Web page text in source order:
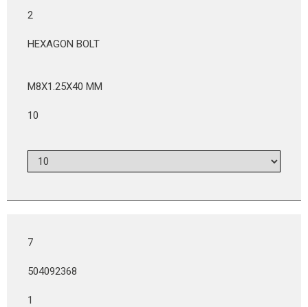
2
HEXAGON BOLT
M8X1.25X40 MM
10
7
504092368
1